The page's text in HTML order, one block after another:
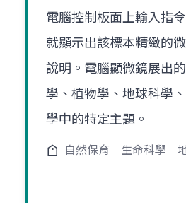
電腦控制板面上輸入指
就顯示出該標本精緻的
說明。電腦顯微鏡展出
學、植物學、地球科學
學中的特定主題。
自然保育 生命科學